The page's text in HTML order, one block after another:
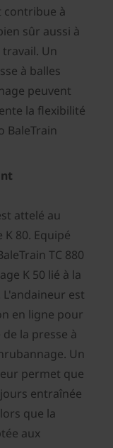
contribue à
sûr aussi à
Un
à balles
peuvent
la flexibilité
BaleTrain
attelé au
80. Equipé
TC 880
K 50 lié à la
est
en ligne pour
la presse à
Un
permet que
entraînée
que la
aux